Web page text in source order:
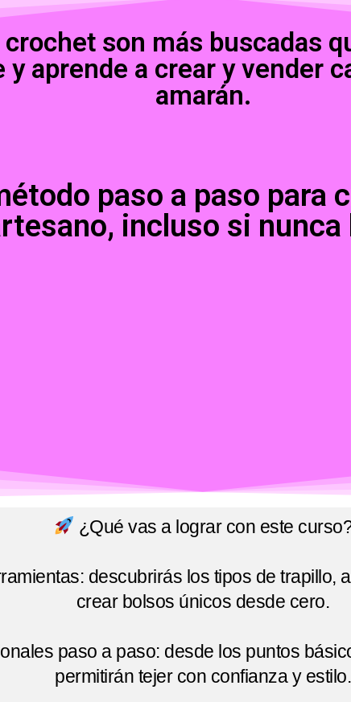
son más buscadas
aprende a crear y vender
amarán.
paso a paso para
incluso si
¿Qué vas a lograr con este
descubrirás los tipos de trapillo,
crear bolsos únicos desde cero.
paso a paso: desde los puntos
permitirán tejer con confianza y estilo.